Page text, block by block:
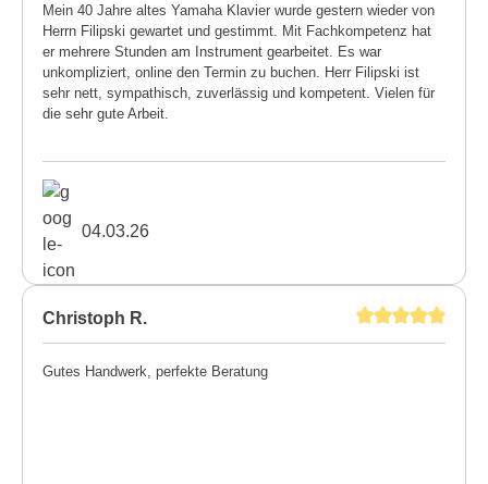
Mein 40 Jahre altes Yamaha Klavier wurde gestern wieder von
Herrn Filipski gewartet und gestimmt. Mit Fachkompetenz hat
er mehrere Stunden am Instrument gearbeitet. Es war
unkompliziert, online den Termin zu buchen. Herr Filipski ist
sehr nett, sympathisch, zuverlässig und kompetent. Vielen für
die sehr gute Arbeit.
04.03.26
Christoph R.
Gutes Handwerk, perfekte Beratung